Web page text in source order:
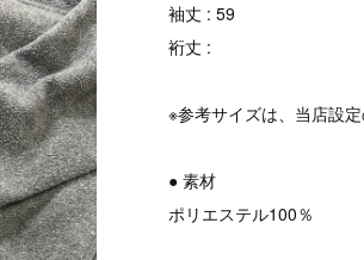
袖丈 : 59
裄丈 :
※参考サイズは、当店設
● 素材
ポリエステル100％